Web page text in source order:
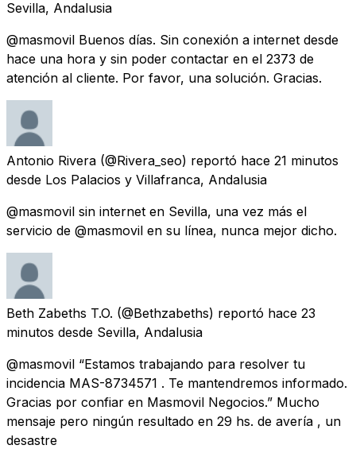
Sevilla, Andalusia
@masmovil Buenos días. Sin conexión a internet desde
hace una hora y sin poder contactar en el 2373 de
atención al cliente. Por favor, una solución. Gracias.
Antonio Rivera (@Rivera_seo) reportó hace 21 minutos
desde Los Palacios y Villafranca, Andalusia
@masmovil sin internet en Sevilla, una vez más el
servicio de @masmovil en su línea, nunca mejor dicho.
Beth Zabeths T.O. (@Bethzabeths) reportó hace 23
minutos desde Sevilla, Andalusia
@masmovil “Estamos trabajando para resolver tu
incidencia MAS-8734571 . Te mantendremos informado.
Gracias por confiar en Masmovil Negocios.” Mucho
mensaje pero ningún resultado en 29 hs. de avería , un
desastre